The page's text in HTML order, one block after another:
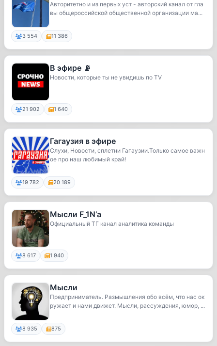
Авторитетно и из первых уст - авторский канал от гла
вы общероссийской общественной организации ма...
3 554 11 386
В эфире 📡
Новости, которые ты не увидишь по TV
21 902 1 640
Гагаузия в эфире
Слухи, Новости, сплетни Гагаузии.Только самое важн
ое про наш любимый край!
19 782 20 189
Мысли F_1N’а
Официальный ТГ канал аналитика команды
8 617 1 940
Мысли
Предприниматель. Размышления обо всём, что нас ок
ружает и нами движет. Мысли, рассуждения, юмор, ...
8 935 875